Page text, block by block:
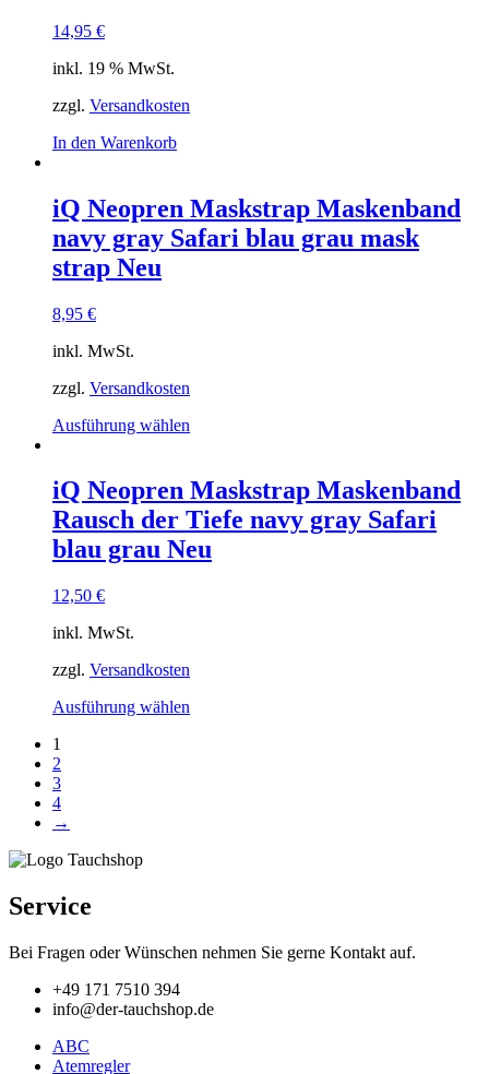
14,95 €
inkl. 19 % MwSt.
zzgl. Versandkosten
In den Warenkorb
iQ Neopren Maskstrap Maskenband
navy gray Safari blau grau mask
strap Neu
8,95 €
inkl. MwSt.
zzgl. Versandkosten
Ausführung wählen
mehrere
Varianten
auf.
Die
Optionen
werden
iQ Neopren Maskstrap Maskenband
Rausch der Tiefe navy gray Safari
blau grau Neu
12,50 €
inkl. MwSt.
zzgl. Versandkosten
Ausführung wählen
werden
1
2
3
4
→
Service
Bei Fragen oder Wünschen nehmen Sie gerne Kontakt auf.
+49 171 7510 394
info@der-tauchshop.de
ABC
Atemregler